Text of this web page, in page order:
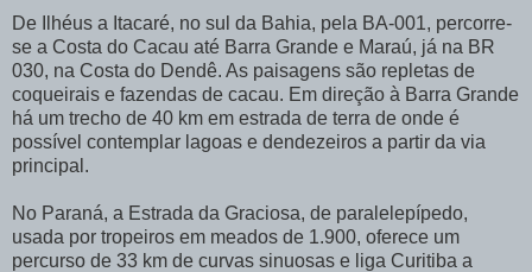
De Ilhéus a Itacaré, no sul da Bahia, pela BA-001, percorre-
se a Costa do Cacau até Barra Grande e Maraú, já na BR
030, na Costa do Dendê. As paisagens são repletas de
coqueirais e fazendas de cacau. Em direção à Barra Grande
há um trecho de 40 km em estrada de terra de onde é
possível contemplar lagoas e dendezeiros a partir da via
principal.
No Paraná, a Estrada da Graciosa, de paralelepípedo,
usada por tropeiros em meados de 1.900, oferece um
percurso de 33 km de curvas sinuosas e liga Curitiba a